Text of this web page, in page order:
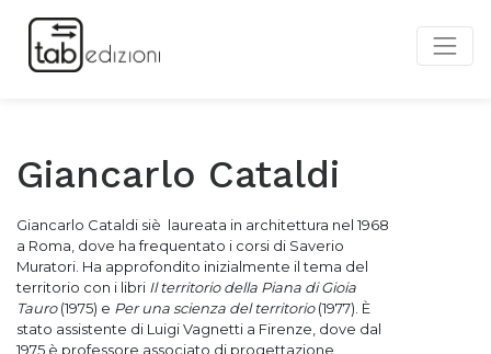
Giancarlo Cataldi
Giancarlo Cataldi siè laureata in architettura nel 1968
a Roma, dove ha frequentato i corsi di Saverio
Muratori. Ha approfondito inizialmente il tema del
territorio con i libri Il territorio della Piana di Gioia
Tauro(1975) e Per una scienza del territorio(1977). È
stato assistente di Luigi Vagnetti a Firenze, dove dal
1975 è professore associato di progettazione